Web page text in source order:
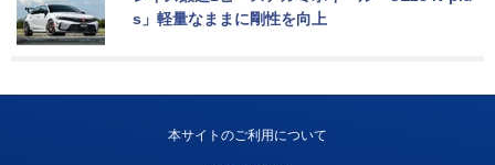
s」軽量なままに剛性を向上
本サイトのご利用について